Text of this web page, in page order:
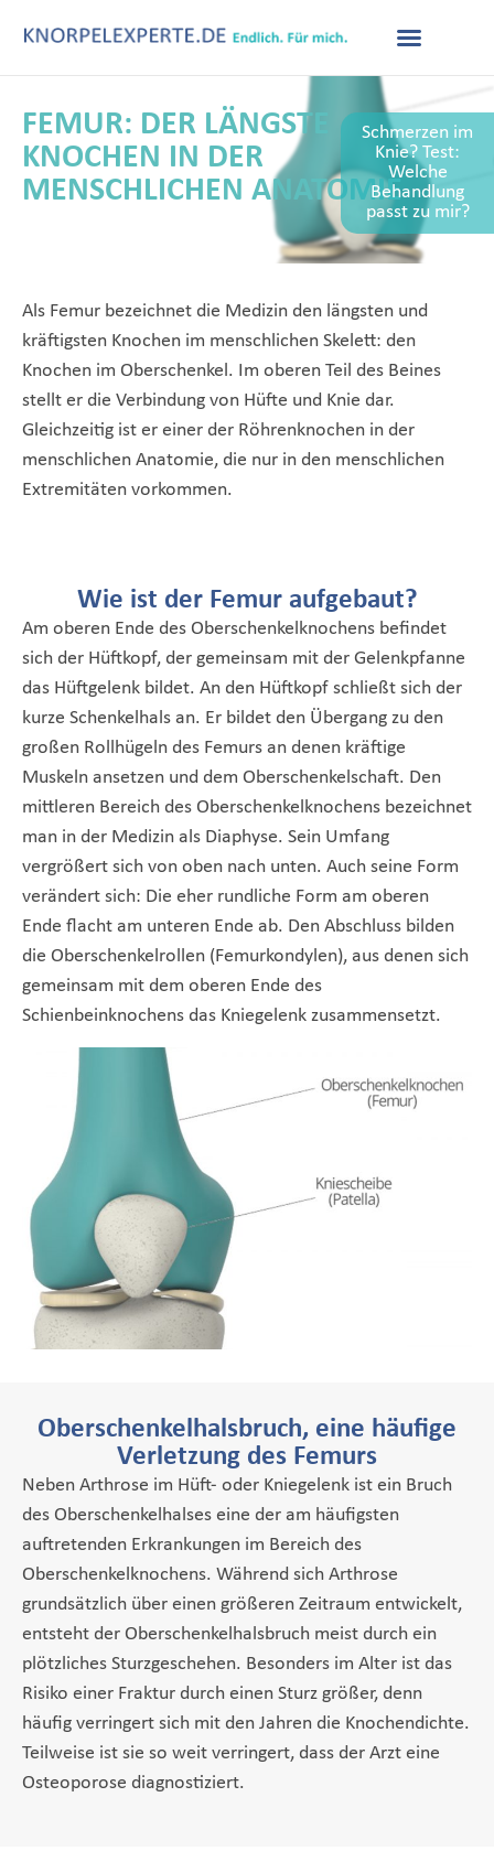
FEMUR: DER LÄNGSTE
KNOCHEN IN DER
MENSCHLICHEN ANATOMIE
Schmerzen im
Knie? Test:
Welche
Behandlung
passt zu mir?
Als Femur bezeichnet die Medizin den längsten und
kräftigsten Knochen im menschlichen Skelett: den
Knochen im Oberschenkel. Im oberen Teil des Beines
stellt er die Verbindung von Hüfte und Knie dar.
Gleichzeitig ist er einer der Röhrenknochen in der
menschlichen Anatomie, die nur in den menschlichen
Extremitäten vorkommen.
Wie ist der Femur aufgebaut?
Am oberen Ende des Oberschenkelknochens befindet
sich der Hüftkopf, der gemeinsam mit der Gelenkpfanne
das Hüftgelenk bildet. An den Hüftkopf schließt sich der
kurze Schenkelhals an. Er bildet den Übergang zu den
großen Rollhügeln des Femurs an denen kräftige
Muskeln ansetzen und dem Oberschenkelschaft. Den
mittleren Bereich des Oberschenkelknochens bezeichnet
man in der Medizin als Diaphyse. Sein Umfang
vergrößert sich von oben nach unten. Auch seine Form
verändert sich: Die eher rundliche Form am oberen
Ende flacht am unteren Ende ab. Den Abschluss bilden
die Oberschenkelrollen (Femurkondylen), aus denen sich
gemeinsam mit dem oberen Ende des
Schienbeinknochens das Kniegelenk zusammensetzt.
Oberschenkelhalsbruch, eine häufige
Verletzung des Femurs
Neben Arthrose im Hüft- oder Kniegelenk ist ein Bruch
des Oberschenkelhalses eine der am häufigsten
auftretenden Erkrankungen im Bereich des
Oberschenkelknochens. Während sich Arthrose
grundsätzlich über einen größeren Zeitraum entwickelt,
entsteht der Oberschenkelhalsbruch meist durch ein
plötzliches Sturzgeschehen. Besonders im Alter ist das
Risiko einer Fraktur durch einen Sturz größer, denn
häufig verringert sich mit den Jahren die Knochendichte.
Teilweise ist sie so weit verringert, dass der Arzt eine
Osteoporose diagnostiziert.